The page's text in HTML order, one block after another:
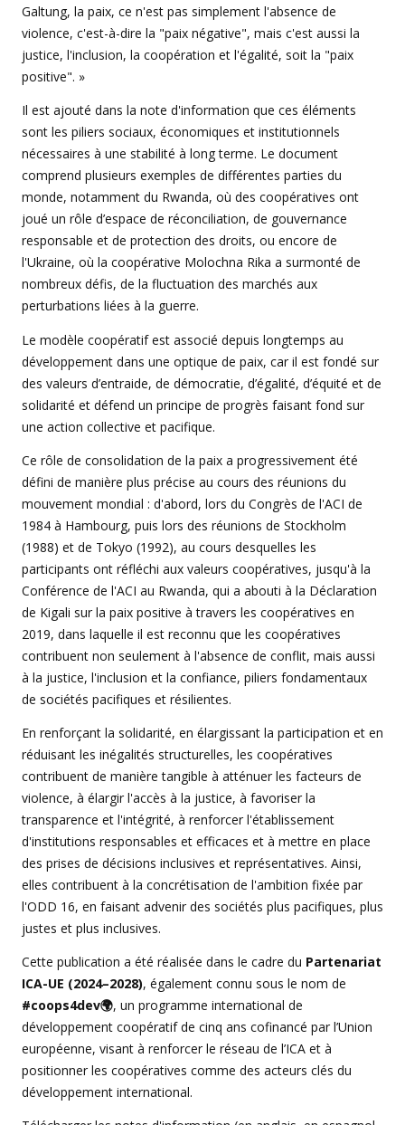
Galtung, la paix, ce n'est pas simplement l'absence de
violence, c'est-à-dire la "paix négative", mais c'est aussi la
justice, l'inclusion, la coopération et l'égalité, soit la "paix
positive". »
Il est ajouté dans la note d'information que ces éléments
sont les piliers sociaux, économiques et institutionnels
nécessaires à une stabilité à long terme. Le document
comprend plusieurs exemples de différentes parties du
monde, notamment du Rwanda, où des coopératives ont
joué un rôle d’espace de réconciliation, de gouvernance
responsable et de protection des droits, ou encore de
l'Ukraine, où la coopérative Molochna Rika a surmonté de
nombreux défis, de la fluctuation des marchés aux
perturbations liées à la guerre.
Le modèle coopératif est associé depuis longtemps au
développement dans une optique de paix, car il est fondé sur
des valeurs d’entraide, de démocratie, d’égalité, d’équité et de
solidarité et défend un principe de progrès faisant fond sur
une action collective et pacifique.
Ce rôle de consolidation de la paix a progressivement été
défini de manière plus précise au cours des réunions du
mouvement mondial : d'abord, lors du Congrès de l'ACI de
1984 à Hambourg, puis lors des réunions de Stockholm
(1988) et de Tokyo (1992), au cours desquelles les
participants ont réfléchi aux valeurs coopératives, jusqu'à la
Conférence de l'ACI au Rwanda, qui a abouti à la Déclaration
de Kigali sur la paix positive à travers les coopératives en
2019, dans laquelle il est reconnu que les coopératives
contribuent non seulement à l'absence de conflit, mais aussi
à la justice, l'inclusion et la confiance, piliers fondamentaux
de sociétés pacifiques et résilientes.
En renforçant la solidarité, en élargissant la participation et en
réduisant les inégalités structurelles, les coopératives
contribuent de manière tangible à atténuer les facteurs de
violence, à élargir l'accès à la justice, à favoriser la
transparence et l'intégrité, à renforcer l'établissement
d'institutions responsables et efficaces et à mettre en place
des prises de décisions inclusives et représentatives. Ainsi,
elles contribuent à la concrétisation de l'ambition fixée par
l'ODD 16, en faisant advenir des sociétés plus pacifiques, plus
justes et plus inclusives.
Cette publication a été réalisée dans le cadre du Partenariat
ICA-UE (2024–2028), également connu sous le nom de
#coops4dev🌍, un programme international de
développement coopératif de cinq ans cofinancé par l’Union
européenne, visant à renforcer le réseau de l’ICA et à
positionner les coopératives comme des acteurs clés du
développement international.